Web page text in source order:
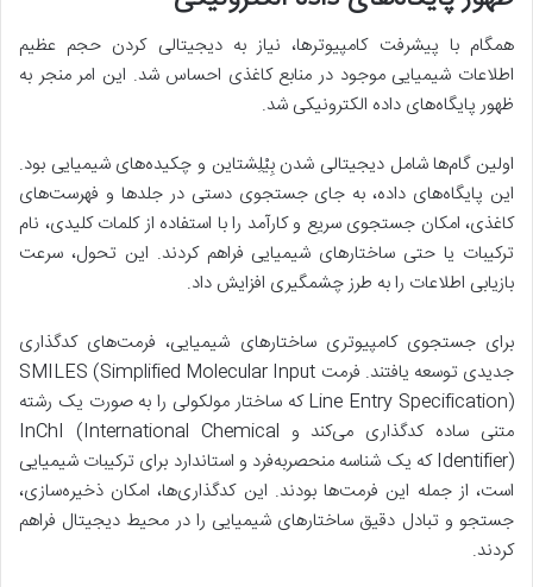
همگام با پیشرفت کامپیوترها، نیاز به دیجیتالی کردن حجم عظیم
اطلاعات شیمیایی موجود در منابع کاغذی احساس شد. این امر منجر به
ظهور پایگاه‌های داده الکترونیکی شد.
اولین گام‌ها شامل دیجیتالی شدن بِیْلِشتاین و چکیده‌های شیمیایی بود.
این پایگاه‌های داده، به جای جستجوی دستی در جلدها و فهرست‌های
کاغذی، امکان جستجوی سریع و کارآمد را با استفاده از کلمات کلیدی، نام
ترکیبات یا حتی ساختارهای شیمیایی فراهم کردند. این تحول، سرعت
بازیابی اطلاعات را به طرز چشمگیری افزایش داد.
برای جستجوی کامپیوتری ساختارهای شیمیایی، فرمت‌های کدگذاری
جدیدی توسعه یافتند. فرمت SMILES (Simplified Molecular Input
Line Entry Specification) که ساختار مولکولی را به صورت یک رشته
متنی ساده کدگذاری می‌کند و InChI (International Chemical
Identifier) که یک شناسه منحصربه‌فرد و استاندارد برای ترکیبات شیمیایی
است، از جمله این فرمت‌ها بودند. این کدگذاری‌ها، امکان ذخیره‌سازی،
جستجو و تبادل دقیق ساختارهای شیمیایی را در محیط دیجیتال فراهم
کردند.